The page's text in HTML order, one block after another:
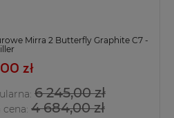
Mirra 2 Butterfly Graphite C7 -
zł
6 245,00 zł
cena: 4 684,00 zł